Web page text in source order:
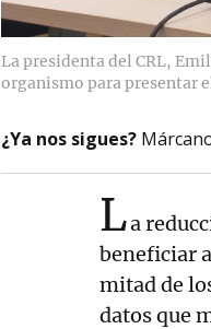
La presidenta del CRL,
organismo para presentar
¿Ya nos sigues?
La
beneficiar
mitad de
datos que